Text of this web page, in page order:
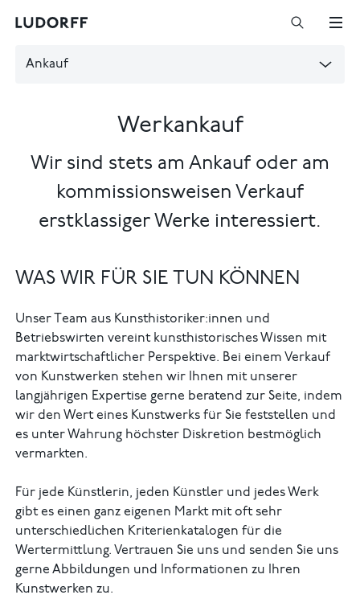
Ankauf
Werkankauf
Wir sind stets am Ankauf oder am
kommissionsweisen Verkauf
erstklassiger Werke interessiert.
WAS WIR FÜR SIE TUN KÖNNEN
Unser Team aus Kunsthistoriker:innen und
Betriebswirten vereint kunsthistorisches Wissen mit
marktwirtschaftlicher Perspektive. Bei einem Verkauf
von Kunstwerken stehen wir Ihnen mit unserer
langjährigen Expertise gerne beratend zur Seite, indem
wir den Wert eines Kunstwerks für Sie feststellen und
es unter Wahrung höchster Diskretion bestmöglich
vermarkten.
Für jede Künstlerin, jeden Künstler und jedes Werk
gibt es einen ganz eigenen Markt mit oft sehr
unterschiedlichen Kriterienkatalogen für die
Wertermittlung. Vertrauen Sie uns und senden Sie uns
gerne Abbildungen und Informationen zu Ihren
Kunstwerken zu.